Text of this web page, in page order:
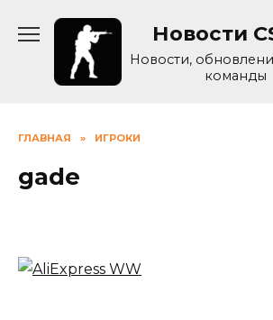
Новости
Новости,
команды
ГЛАВНАЯ » ИГРОКИ
gade